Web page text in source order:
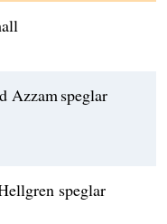
Azzam speglar
speglar